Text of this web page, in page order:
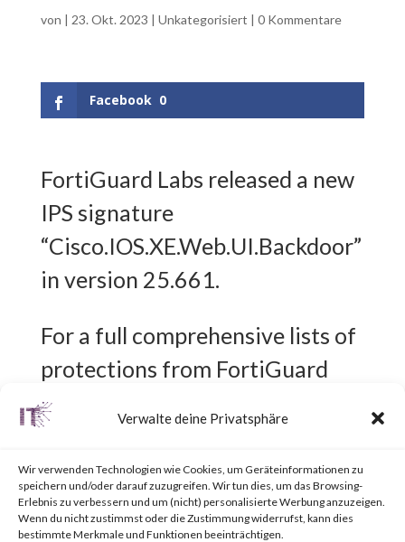
Verwalte deine Privatsphäre
Wir verwenden Technologien wie Cookies, um Geräteinformationen zu
speichern und/oder darauf zuzugreifen. Wir tun dies, um das Browsing-
Erlebnis zu verbessern und um (nicht) personalisierte Werbung anzuzeigen.
Wenn du nicht zustimmst oder die Zustimmung widerrufst, kann dies
bestimmte Merkmale und Funktionen beeinträchtigen.
von | 23. Okt. 2023 | Unkategorisiert | 0 Kommentare
Facebook 0
FortiGuard Labs released a new
IPS signature
“Cisco.IOS.XE.Web.UI.Backdoor”
in version 25.661.
For a full comprehensive lists of
protections from FortiGuard
Labs, please visit the Outbreak
Alert page for further details.
What is
Cisco IOS XE Web UI?